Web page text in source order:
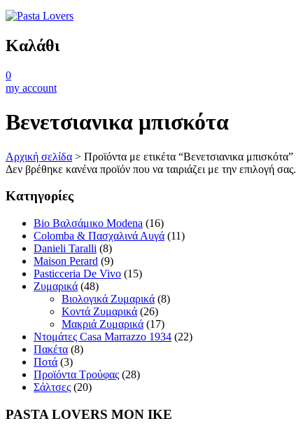
Καλάθι
0
my account
Βενετσιανικα μπισκότα
Αρχική σελίδα > Προϊόντα με ετικέτα “Βενετσιανικα μπισκότα”
Δεν βρέθηκε κανένα προϊόν που να ταιριάζει με την επιλογή σας.
Κατηγορίες
Bio Βαλσάμικο Modena (16)
Colomba & Πασχαλινά Αυγά (11)
Danieli Taralli (8)
Maison Perard (9)
Pasticceria De Vivo (15)
Ζυμαρικά (48)
Βιολογικά Ζυμαρικά (8)
Κοντά Ζυμαρικά (26)
Μακριά Ζυμαρικά (17)
Ντομάτες Casa Marrazzo 1934 (22)
Πακέτα (8)
Ποτά (3)
Προϊόντα Τρούφας (28)
Σάλτσες (20)
PASTA LOVERS ΜΟΝ ΙΚΕ